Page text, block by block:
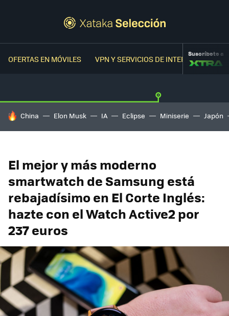
OFERTAS EN MÓVILES VPN Y SERVICIOS DE INTERNETSuscríbete a
HOY SE HABLA DE
China Elon Musk IA Eclipse Miniserie Japón
El mejor y más moderno
smartwatch de Samsung está
rebajadísimo en El Corte Inglés:
hazte con el Watch Active2 por
237 euros